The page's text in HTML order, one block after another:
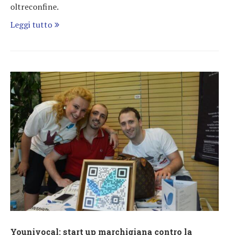
oltreconfine.
Leggi tutto
Younivocal: start up marchigiana contro la